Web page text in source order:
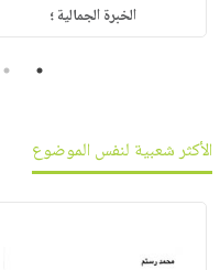
الخبرة الجمالية ؛
1
2
الأكثر شعبية لنفس الموضوع